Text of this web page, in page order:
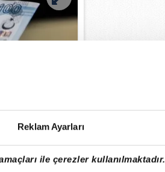
Reklam Ayarları
ile çerezler kullanılmaktadır.